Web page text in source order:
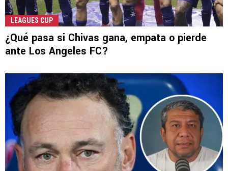
LEAGUES CUP
¿Qué pasa si Chivas gana, empata o pierde
ante Los Angeles FC?